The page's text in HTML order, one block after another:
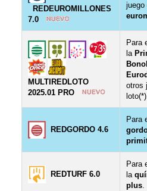
REDEUROMILLONES
7.0
juego
MULTIREDLOTO
2025.01 PRO
Para
la
otros
REDGORDO 4.6
Para
REDTURF 6.0
Para
la
plus.